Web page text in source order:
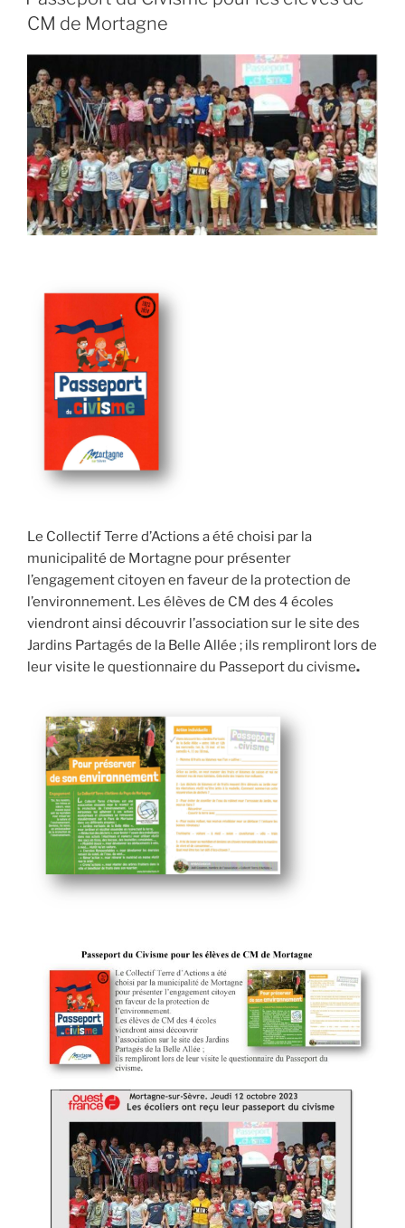
CM de Mortagne
Le Collectif Terre d’Actions a été choisi par la
municipalité de Mortagne pour présenter
l’engagement citoyen en faveur de la protection de
l’environnement. Les élèves de CM des 4 écoles
viendront ainsi découvrir l’association sur le site des
Jardins Partagés de la Belle Allée ; ils rempliront lors de
leur visite le questionnaire du Passeport du civisme.